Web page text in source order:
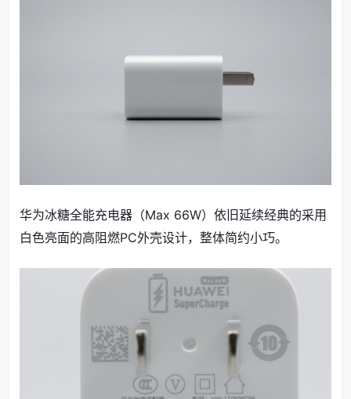
华为冰糖全能充电器（Max 66W）依旧延续经典的采用
白色亮面的高阻燃PC外壳设计，整体简约小巧。